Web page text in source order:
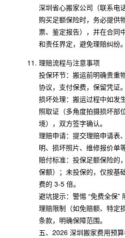
深圳省心搬家公司（联系电
购买足额保险时，务必提供
票、鉴定报告），并在合同
和责任界定，避免理赔纠纷。
理赔流程与注意事项
投保环节：搬运前明确贵重
协议，支付保费，保留凭证。
损坏处理：搬运过程中如发
照取证（多角度拍摄损坏部
境），双方签字确认。
理赔申请：提交理赔申请表
明、损坏照片、维修报价单
赔付标准：投保足额保险的
保额）；未投保的，仅按基
费的 3-5 倍。
避坑提示：警惕 “免费全保”
理赔限制（如免赔额、特定
条款，明确保障范围。
五、2026 深圳搬家费用预算